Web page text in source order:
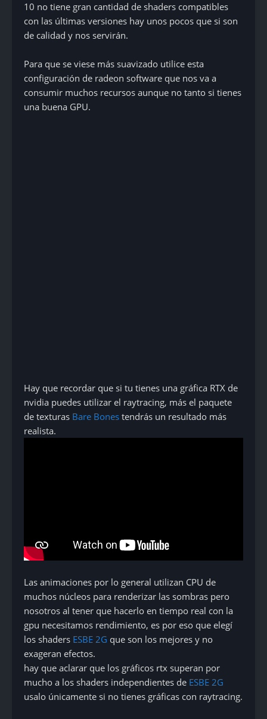
10 no tiene gran cantidad de shaders compatibles
con las últimas versiones hay unos pocos que si son
de calidad y nos servirán.
Para que se viese más suavizado utilice esta
configuración de radeon software que nos va a
consumir muchos recursos aunque no tanto si tienes
una buena GPU.
Hay que recordar que si tu tienes una gráfica RTX de
nvidia puedes utilizar el raytracing, más el paquete
de texturas Bare Bones tendrás un resultado más
realista.
Las animaciones por lo general utilizan CPU de
muchos núcleos para renderizar las sombras pero
nosotros al tener que hacerlo en tiempo real con la
gpu necesitamos rendimiento, es por eso que elegí
los shaders ESBE 2G que son los mejores y no
exageran efectos.
hay que aclarar que los gráficos rtx superan por
mucho a los shaders independientes de ESBE 2G
usalo únicamente si no tienes gráficas con raytracing.